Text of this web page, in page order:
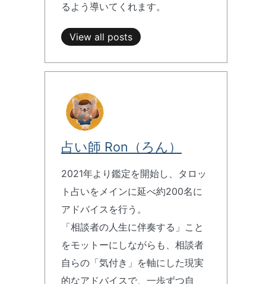
るよう導いてくれます。
View all posts
占い師 Ron（ろん）
2021年より鑑定を開始し、タロッ
ト占いをメインに延べ約200名に
アドバイスを行う。
「相談者の人生に伴奏する」こと
をモットーにしながらも、相談者
自らの「気付き」を軸にした現実
的なアドバイスで、一歩ずつ自